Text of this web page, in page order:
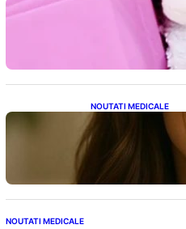
Tampoanele
a riscurilor
NOUTATI MEDICALE
Ceaiul –
Descoperiri
consumului
NOUTATI MEDICALE